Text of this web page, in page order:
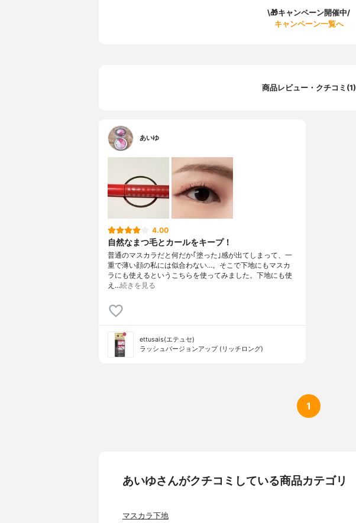
\🎁キャンペーン開催中/
キャンペーン一覧へ
商品レビュー・クチコミ(1)
あいゆ
4.00
自然なまつ毛とカールをキープ！
普通のマスカラだと何だか｢塗った｣感が出てしまって、一
重で薄い顔の私には似合わない…。そこで下地にもマスカ
ラにも使えるというこちらを使ってみました。下地にも使
え…続きを見る
ettusais(エテュセ)
ラッシュバージョンアップ (リッチロング)
1
あいゆさんがクチコミしている商品カテゴリ
マスカラ下地